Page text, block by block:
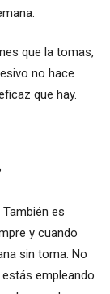
que la tomas,
no hace
que hay.
es
y cuando
sin toma. No
empleando